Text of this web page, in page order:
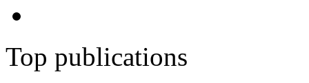
Top publications